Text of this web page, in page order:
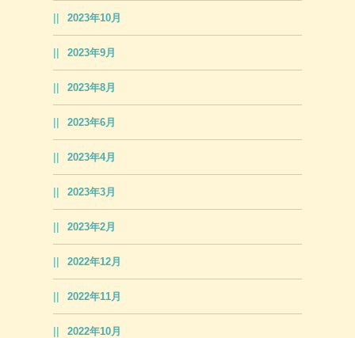
2023年10月
2023年9月
2023年8月
2023年6月
2023年4月
2023年3月
2023年2月
2022年12月
2022年11月
2022年10月